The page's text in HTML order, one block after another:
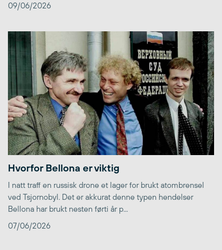
09/06/2026
Hvorfor Bellona er viktig
I natt traff en russisk drone et lager for brukt atombrensel
ved Tsjornobyl. Det er akkurat denne typen hendelser
Bellona har brukt nesten førti år p...
07/06/2026